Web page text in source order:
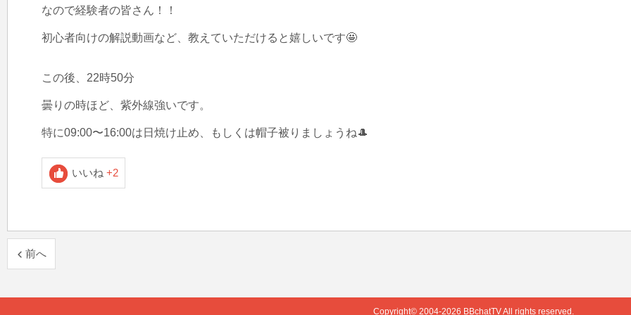
なので経験者の皆さん！！
初心者向けの解説動画など、教えていただけると嬉しいです🤩
この後、22時50分
曇りの時ほど、紫外線強いです。
特に09:00〜16:00は日焼け止め、もしくは帽子被りましょうね🎩
いいね +2
前へ
Copyright© 2004-2026 BBchatTVAll rights reserved.